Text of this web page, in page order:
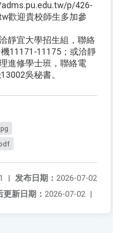
p/426-
歡迎貴校師生多加參
靜宜大學招生組，聯絡
11171-11175；或洽靜
進修學士班，聯絡電
吳秘書。
发布日期： 2026-07-02
|
更新日期： 2026-07-02 |